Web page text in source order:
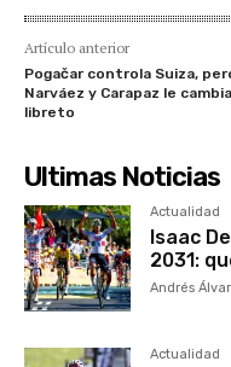
Artículo anterior
Pogačar controla Suiza,
Narváez y Carapaz le
libreto
Ultimas Noticias
Actualidad
Isaac
2031:
Andrés
Actualidad